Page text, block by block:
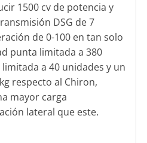
1500 cv de potencia y
DSG de 7
de 0-100 en tan solo
punta limitada a 380
a 40 unidades y un
respecto al Chiron,
mayor carga
lateral que este.